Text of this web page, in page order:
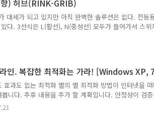
출력이 낮다면 돌아오는 신..
) 허브(RINK-GRIB)
대세가 되고 있지만 아직 완벽한 솔루션은 없다. 전등
다. 3선식은 L(활선), N(중성선) 모두가 들어가서 스위
위치 설치환경에는 N이 배선되어있지 않아 설치가 어
능하지만 전등이 꺼진상태에서도 미세하게 전류를 흘
에서 Z-Wave가 적용된 스마트 스위..
인. 복잡한 최적화는 가라! [Windows XP,
효과도 없는 최적화 별의 별 최적화 방법이 인터넷을
니다. 추후 내용을 추가 할 계획입니다. 안정성이 검
분을 PDF파일이나 아래 슬라이드쇼에서 찾아서 보시
른 최적화 방법도 설명하였습니다. (리뷰안테크 S830,